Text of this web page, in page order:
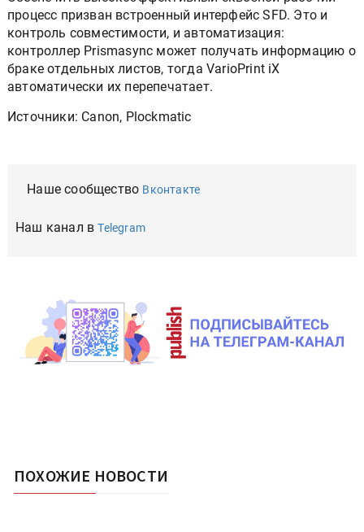
процесс призван встроенный интерфейс SFD. Это и
контроль совместимости, и автоматизация:
контроллер Prismasync может получать информацию о
браке отдельных листов, тогда VarioPrint iX
автоматически их перепечатает.
Источники: Canon, Plockmatic
Наше сообщество Вконтакте
Наш канал вTelegram
ПОХОЖИЕ НОВОСТИ